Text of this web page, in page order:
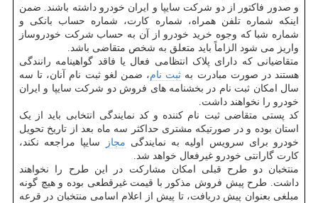
و صدور فاکتور از دو شرکت سایپا و ایران خودرو داشته باشند. ضمن
اینکه شماره تلفن همراه، شماره کارت، شماره حساب بانکی و
شماره شبا که وجوه خرید خودرو از آن به حساب شرکت خودروساز
واریز می شود الزاماً باید متعلق به شخص متقاضی باشد.
متقاضیانی که دارای پلاک انتظامی فعال یا فاقد گواهینامه رانندگی
هستند در صورت مبادرت به ثبت نام، ضمن لغو ثبت نام آنان، تا سه
سال امکان ثبت نام در بخشنامه های فروش دو شرکت سایپا و ایران
خودرو را نخواهند داشت.
کد پستی متقاضی ثبت نام کننده و کد نمایندگی انتخابی باید از یک
استان بوده و در صورتیکه مشتری حداکثر سه ماه بعد از تاریخ تحویل
خودرو برای سرویس اولیه به نمایندگی مجاز
سایپا مراجعه نکند،
کارت گارانتی خودرو غیرفعال خواهد شد.
منتخبان دو طرح قبلی امکان مشارکت در این طرح را نخواهند
داشت. طرح پیش فروش مذکور با قیمت غیرقطعی بوده و هیچ گونه
مبلغی بعنوان پیش دریافت، تا پیش از اعلام اسامی منتخبان در قرعه